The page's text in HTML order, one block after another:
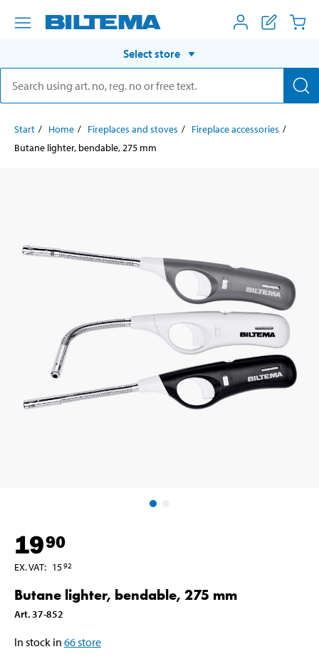
Select store
Start Home Fireplaces and stoves
Fireplace accessories
Butane lighter, bendable, 275 mm
1990
EX. VAT: 1592
Butane lighter, bendable, 275 mm
Art. 37-852
In stock in 66store